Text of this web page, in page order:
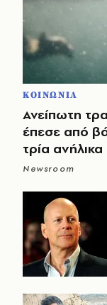
ΚΟΙΝΩΝΙΑ
Ανείπωτη
έπεσε από
τρία ανήλικα
Newsroom